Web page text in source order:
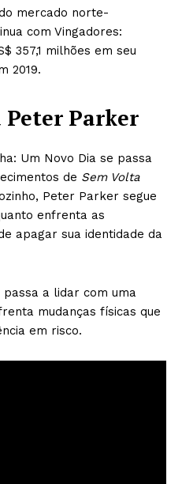
mercado norte-
com Vingadores:
357,1 milhões em seu
2019.
Peter Parker
Um Novo Dia se passa
de Sem Volta
Peter Parker segue
enfrenta as
apagar sua identidade da
passa a lidar com uma
mudanças físicas que
em risco.